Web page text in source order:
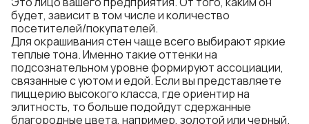
будет, зависит в том числе и количество
посетителей/покупателей.
Для окрашивания стен чаще всего выбирают яркие
теплые тона. Именно такие оттенки на
подсознательном уровне формируют ассоциации,
связанные с уютом и едой. Если вы представляете
пиццерию высокого класса, где ориентир на
элитность, то больше подойдут сдержанные
благородные цвета, например, золотой или черный.